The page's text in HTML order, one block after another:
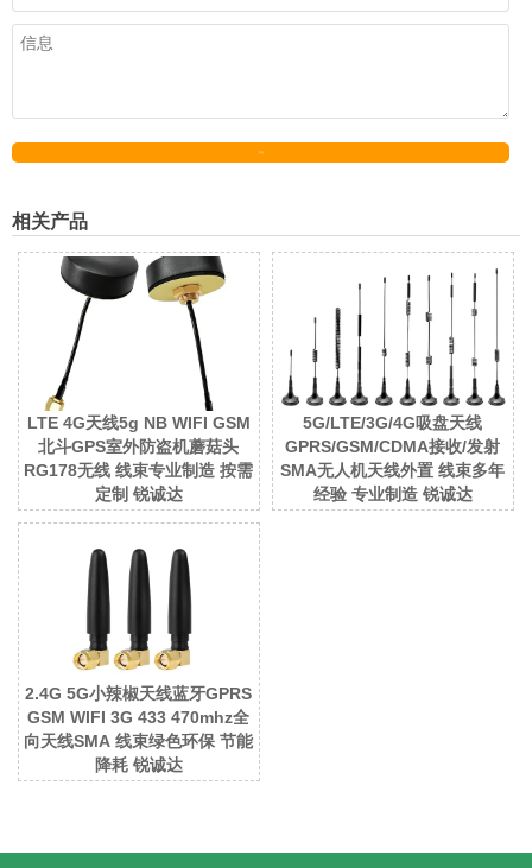
相关产品
LTE 4G天线5g NB WIFI GSM
北斗GPS室外防盗机蘑菇头
RG178无线 线束专业制造 按需
定制 锐诚达
5G/LTE/3G/4G吸盘天线
GPRS/GSM/CDMA接收/发射
SMA无人机天线外置 线束多年
经验 专业制造 锐诚达
2.4G 5G小辣椒天线蓝牙GPRS
GSM WIFI 3G 433 470mhz全
向天线SMA 线束绿色环保 节能
降耗 锐诚达